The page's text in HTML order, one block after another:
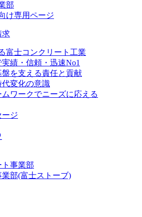
部
け専用ページ
求
富士コンクリート工業
績・信頼・迅速No1
盤を支える責任と貢献
代変化の意識
ワークでニーズに応える
ージ
ト事業部
業部(富士ストーブ)